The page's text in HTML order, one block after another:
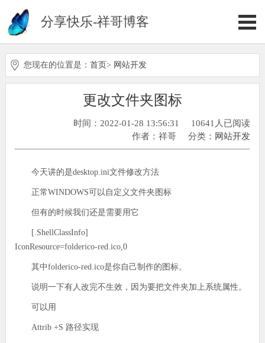
分享快乐-祥哥博客
您现在的位置是： 首页> 网站开发
更改文件夹图标
10641人已阅读
时间：2022-01-28 13:56:31
分类： 网站开发
作者：祥哥
今天讲的是desktop.ini文件修改方法
正常WINDOWS可以自定义文件夹图标
但有的时候我们还是需要用它
[.ShellClassInfo]
IconResource=folderico-red.ico,0
其中folderico-red.ico是你自己制作的图标。
说明一下有人改完不生效，因为要把文件夹加上系统属性。
可以用
Attrib +S 路径实现